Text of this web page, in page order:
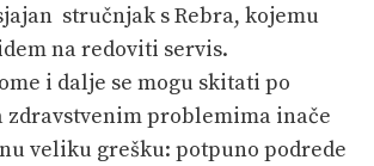
stručnjak s Rebra, kojemu
na redoviti servis.
i dalje se mogu skitati po
zdravstvenim problemima inače
veliku grešku: potpuno podrede